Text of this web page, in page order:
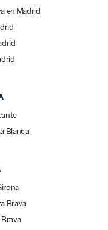
en Madrid
Blanca
Brava